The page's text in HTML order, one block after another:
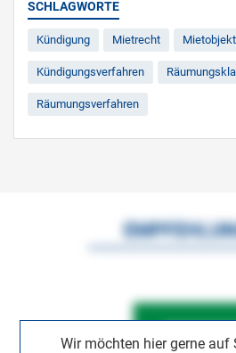
SCHLAGWORTE
Kündigung Mietrecht Mietobjekt
Kündigungsverfahren
Räumungsverfahren
Wir möchten hier gerne auf